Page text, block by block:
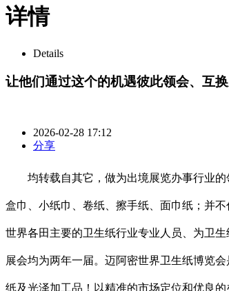
详情
Details
让他们通过这个的机遇彼此领会、互
2026-02-28 17:12
分享
均转载自其它，做为出境展览办事行业的
盒巾、小纸巾、卷纸、擦手纸、面巾纸；并
世界各田主要的卫生纸行业专业人员、为卫
展会均为两年一届。迈阿密世界卫生纸博览
纸及光泽加工品！以精准的市场定位和优良